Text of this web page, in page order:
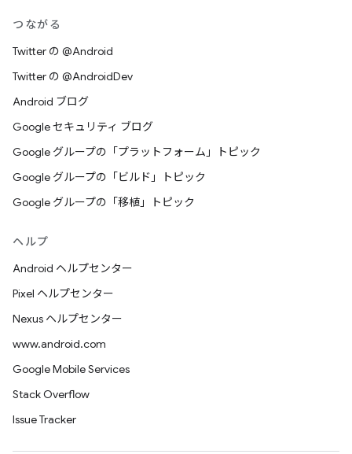
つながる
Twitter の @Android
Twitter の @AndroidDev
Android ブログ
Google セキュリティ ブログ
Google グループの「プラットフォーム」トピック
Google グループの「ビルド」トピック
Google グループの「移植」トピック
ヘルプ
Android ヘルプセンター
Pixel ヘルプセンター
Nexus ヘルプセンター
www.android.com
Google Mobile Services
Stack Overflow
Issue Tracker